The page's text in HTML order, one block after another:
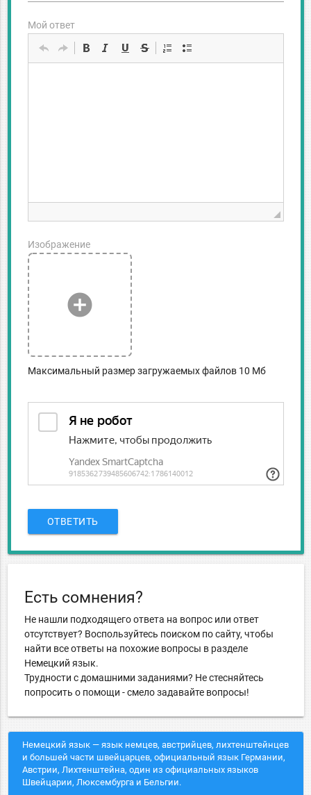
Мой ответ
add_circle
Изображение
Максимальный размер загружаемых файлов 10 Мб
ОТВЕТИТЬ
Есть сомнения?
Не нашли подходящего ответа на вопрос или ответ
отсутствует? Воспользуйтесь поиском по сайту, чтобы
найти все ответы на похожие вопросы в разделе
Немецкий язык.
Трудности с домашними заданиями? Не стесняйтесь
попросить о помощи - смело задавайте вопросы!
Немецкий язык — язык немцев, австрийцев, лихтенштейнцев
и большей части швейцарцев, официальный язык Германии,
Австрии, Лихтенштейна, один из официальных языков
Швейцарии, Люксембурга и Бельгии.